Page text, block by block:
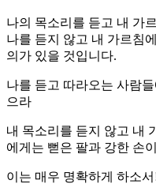
나의 목소리를 듣고 내 가
나를 듣지 않고 내 가르침
의가 있을 것입니다.
나를 듣고 따라오는 사람
으라
내 목소리를 듣지 않고 내
에게는 뻗은 팔과 강한 손
이는 매우 명확하게 하소